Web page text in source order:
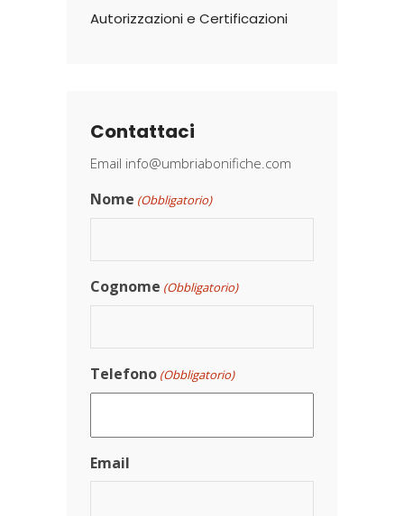
Autorizzazioni e Certificazioni
Contattaci
Email info@umbriabonifiche.com
Nome (Obbligatorio)
Cognome (Obbligatorio)
Telefono (Obbligatorio)
Email